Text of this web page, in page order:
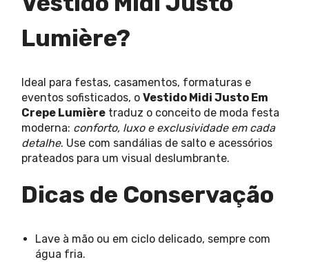
Lumière?
Ideal para festas, casamentos, formaturas e
eventos sofisticados, o Vestido Midi Justo Em
Crepe Lumière traduz o conceito de moda festa
moderna: conforto, luxo e exclusividade em cada
detalhe. Use com sandálias de salto e acessórios
prateados para um visual deslumbrante.
Dicas de Conservação
Lave à mão ou em ciclo delicado, sempre com
água fria.